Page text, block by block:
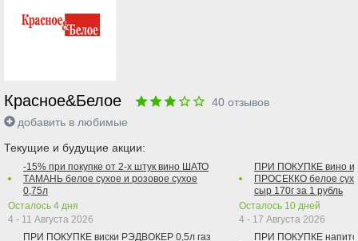
Красное&Белое 40 отзывов
добавить в любимые
Текущие и будущие акции:
-15% при покупке от 2-х штук вино ШАТО
ТАМАНЬ белое сухое и розовое сухое
0,75л
Осталось 4 дня
4 - 11 Августа 2026
ПРИ ПОКУПКЕ виски РЭДВОКЕР 0,5л газ
ПРИ ПОКУПКЕ вино
ПРОСЕККО белое
сыр 170г за 1 рубль
Осталось 10 дней
4 - 17 Августа 2026
ПРИ ПОКУПКЕ